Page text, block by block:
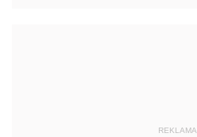
REKLAMA